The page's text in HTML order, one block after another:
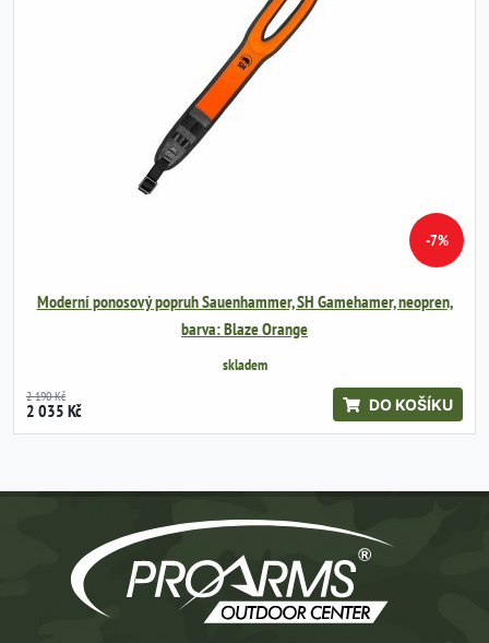
-7%
Moderní ponosový popruh Sauenhammer, SH Gamehamer, neopren,
barva: Blaze Orange
skladem
2 190 Kč
2 035 Kč DO KOŠÍKU